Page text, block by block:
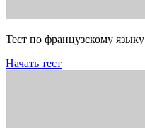
Тест по французскому языку
Начать тест